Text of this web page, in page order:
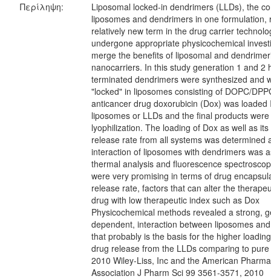
Περίληψη:
Liposomal locked-in dendrimers (LLDs), the
liposomes and dendrimers in one formulation,
relatively new term in the drug carrier
undergone appropriate physicochemical
merge the benefits of liposomal and
nanocarriers. In this study generation 1 and 2
terminated dendrimers were synthesized and
"locked" in liposomes consisting of DOPC/
anticancer drug doxorubicin (Dox) was loaded
liposomes or LLDs and the final products
lyophilization. The loading of Dox as well as
release rate from all systems was determined
interaction of liposomes with dendrimers was
thermal analysis and fluorescence
were very promising in terms of drug
release rate, factors that can alter the
drug with low therapeutic index such as Dox
Physicochemical methods revealed a strong,
dependent, interaction between liposomes
that probably is the basis for the higher
drug release from the LLDs comparing to
2010 Wiley-Liss, Inc and the American
Association J Pharm Sci 99 3561-3571, 2010